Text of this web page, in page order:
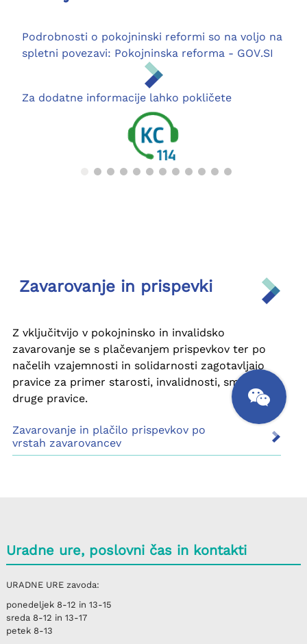
Uradne ure, poslovni čas in kontakti
URADNE UREzavoda:
ponedeljek8-12 in 13-15
sreda 8-12 in 13-17
petek8-13